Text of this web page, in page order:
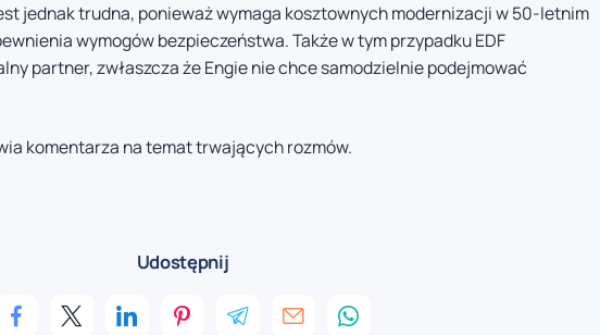
jednak trudna, ponieważ wymaga kosztownych modernizacji w 50-letnim
wymogów bezpieczeństwa. Także w tym przypadku EDF
partner, zwłaszcza że Engie nie chce samodzielnie podejmować
komentarza na temat trwających rozmów.
Udostępnij